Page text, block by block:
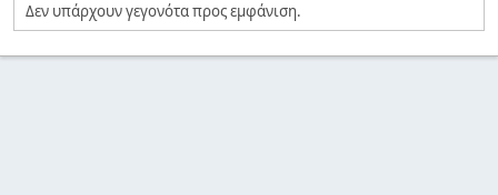
Δεν υπάρχουν γεγονότα προς εμφάνιση.